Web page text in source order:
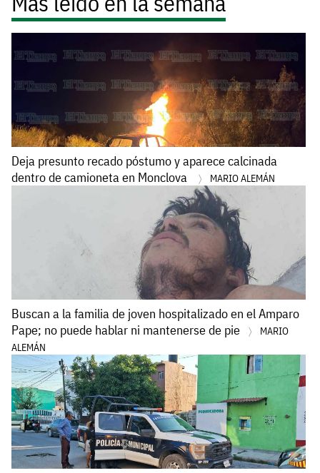
Deja presunto recado póstumo y aparece calcinada
dentro de camioneta en Monclova
MARIO ALEMÁN
Buscan a la familia de joven hospitalizado en el Amparo
Pape; no puede hablar ni mantenerse de pie
MARIO
ALEMÁN